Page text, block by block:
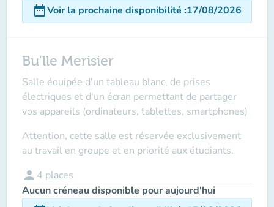
date_rangeVoir la prochaine disponibilité :17/08/2026
Bu'lle Merisier
Salle équipée d'un tableau blanc, de prises
électriques et d'un écran permettant de partager
vos appareils (ordinateurs, tablettes, smartphones)
Attention, cette salle est réservée exclusivement
au travail en groupe et en priorité aux étudiants.
person 4 places
Aucun créneau disponible pour aujourd'hui